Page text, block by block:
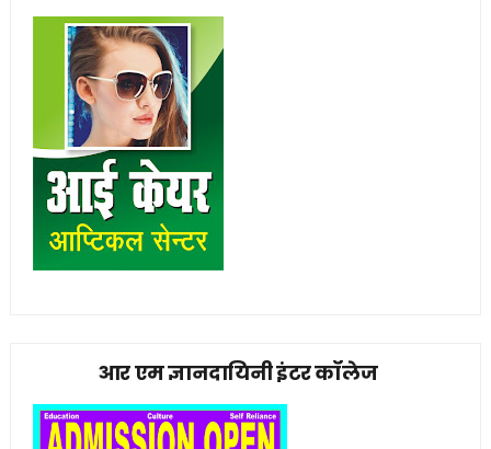
आर एम ज्ञानदायिनी इंटर कॉलेज